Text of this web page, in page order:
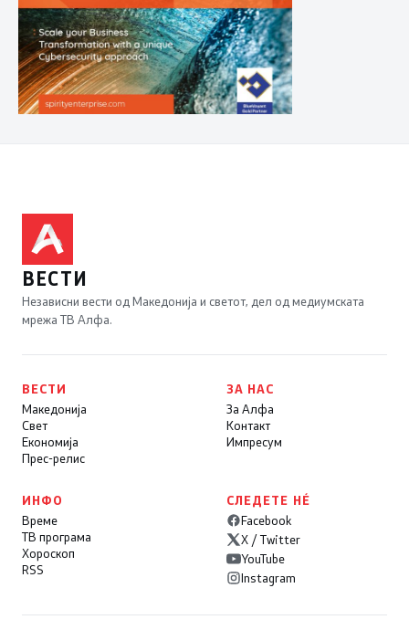
ВЕСТИ
Независни вести од Македонија и светот, дел од медиумската
мрежа ТВ Алфа.
ВЕСТИ
Македонија
Свет
Економија
Прес-релис
ЗА НАС
За Алфа
Контакт
Импресум
ИНФО
Време
ТВ програма
Хороскоп
RSS
СЛЕДЕТЕ НÉ
Facebook
X / Twitter
YouTube
Instagram